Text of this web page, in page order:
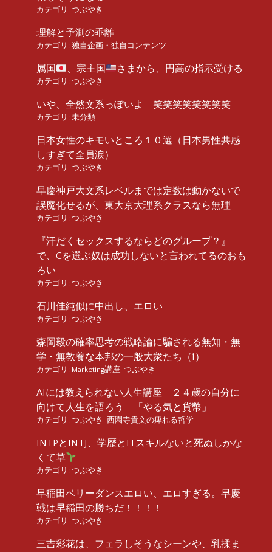
カテゴリ: つぶやき
理解と予測の乖離
カテゴリ: 独自企画・独自コンテンツ
属国 、宗主国 さまから、円高の指示受ける
カテゴリ: つぶやき
いや、全然文系っぽいよ 笑笑笑笑笑笑笑笑
カテゴリ: 未分類
日本女性のキモいところ１０選（日本男性共感
しすぎて全員涙）
カテゴリ: つぶやき
早慶神戸大文系レベルまでは定数は動かないで
誤魔化せるが、東大京大理系クラスなら無理
カテゴリ: つぶやき
『汗だくセックスするならどのグループ？』
で、Cを選ぶ奴は成功しないと言われてるのおも
ろい
カテゴリ: つぶやき
石川佳純似に中出し、エロい
カテゴリ: つぶやき
森岡毅の確率思考の戦略論に騙される無知・無
学・無教養な本邦の一般大衆たち（1）
カテゴリ: Marketing講座, つぶやき
AIには教えられない人生講座 ２４歳の自分に
向けて人生を語ろう 「やる気と貨幣」
カテゴリ: つぶやき , 西園寺貴文の痺れる哲学
INTPとINTJ、学歴とITスキルないと死ぬしかな
くて草
カテゴリ: つぶやき
早稲田ベリーダンスエロい、エロすぎる。早慶
戦は早稲田の勝ちだ！！！！
カテゴリ: つぶやき
三吉彩花は、フェラしそうなシーンや、乳揉ま